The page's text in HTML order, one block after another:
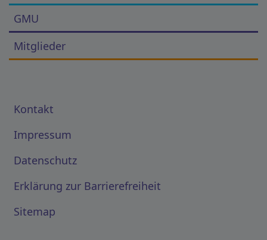
GMU
Mitglieder
Kontakt
Impressum
Datenschutz
Erklärung zur Barrierefreiheit
Sitemap